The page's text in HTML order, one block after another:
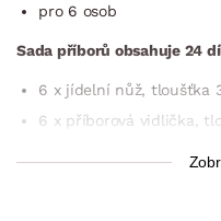
pro 6 osob
Sada příborů obsahuje 24
6 x jídelní nůž, tloušťka
6 x příborová vidlička,